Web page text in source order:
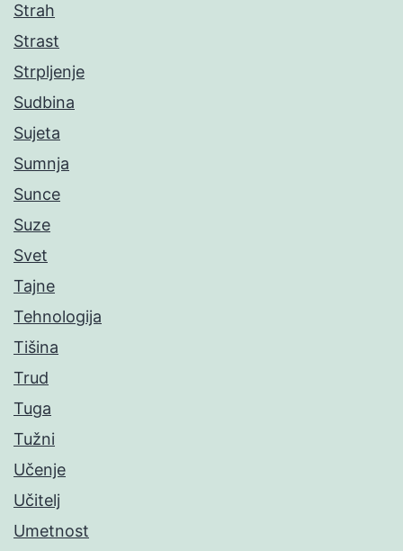
Strah
Strast
Strpljenje
Sudbina
Sujeta
Sumnja
Sunce
Suze
Svet
Tajne
Tehnologija
Tišina
Trud
Tuga
Tužni
Učenje
Učitelj
Umetnost